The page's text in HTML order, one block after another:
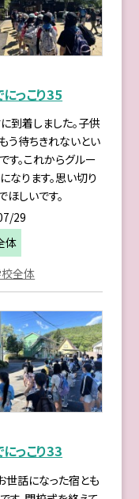
っこり35
到着しました。子供
う待ちきれないとい
す。これからグルー
なります。思い切り
ほしいです。
29
体
全体
っこり33
世話になった宿とも